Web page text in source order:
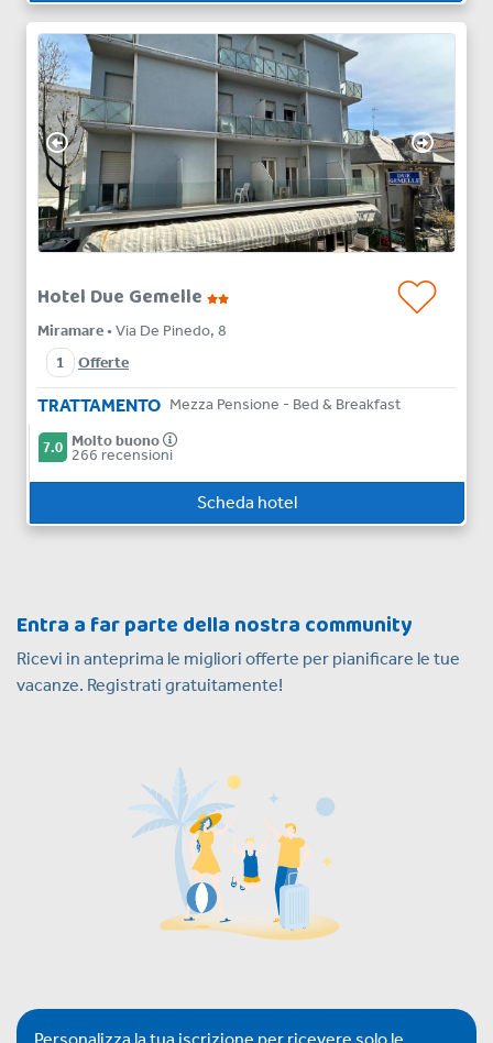
Hotel Due Gemelle
Miramare • Via De Pinedo, 8
1
Offerte
TRATTAMENTO Mezza Pensione - Bed & Breakfast
7.0 Molto buono
266 recensioni
Scheda hotel
Entra a far parte della nostra community
Ricevi in anteprima le migliori offerte per pianificare le tue
vacanze. Registrati gratuitamente!